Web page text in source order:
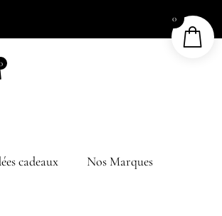
cadeaux Nos Marques
0